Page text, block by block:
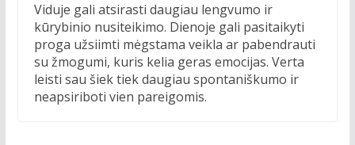
Viduje gali atsirasti daugiau lengvumo ir
kūrybinio nusiteikimo. Dienoje gali pasitaikyti
proga užsiimti mėgstama veikla ar pabendrauti
su žmogumi, kuris kelia geras emocijas. Verta
leisti sau šiek tiek daugiau spontaniškumo ir
neapsiriboti vien pareigomis.